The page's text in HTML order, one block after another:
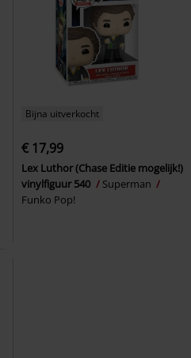
Bijna uitverkocht
€ 17,99
Lex Luthor (Chase Editie mogelijk!)
vinylfiguur 540
Superman
Funko Pop!